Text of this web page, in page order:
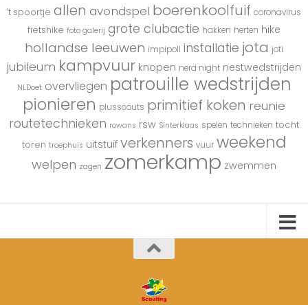
't spoortje allen avondspel boerenkoolfuif coronavirus
fietshike foto galerij grote clubactie hakken herten hike
hollandse leeuwen impipoll installatie jota joti
jubileum kampvuur knopen nerd night nestwedstrijden
NLDoet overvliegen patrouille wedstrijden
pionieren plusscouts primitief koken reunie
routetechnieken rowans rsw Sinterklaas spelen technieken tocht
toren troephuis uitstuif verkenners vuur weekend
welpen zagen zomerkamp zwemmen